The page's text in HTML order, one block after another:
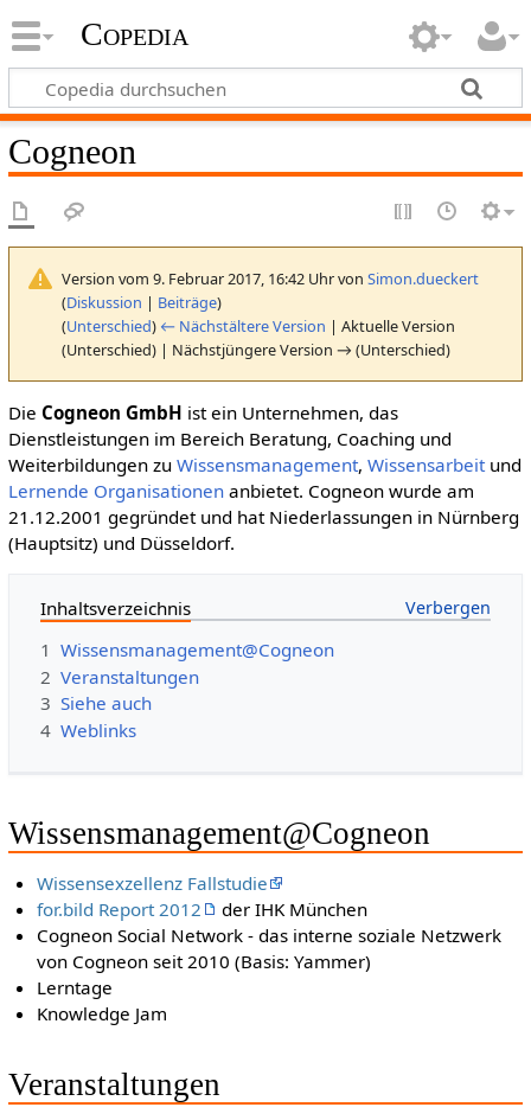
Copedia
Cogneon
Version vom 9. Februar 2017, 16:42 Uhr von Simon.dueckert
(Diskussion | Beiträge)
(Unterschied) ← Nächstältere Version | Aktuelle Version
(Unterschied) | Nächstjüngere Version → (Unterschied)
Die Cogneon GmbH ist ein Unternehmen, das
Dienstleistungen im Bereich Beratung, Coaching und
Weiterbildungen zu Wissensmanagement, Wissensarbeitund
Lernende Organisationenanbietet. Cogneon wurde am
21.12.2001 gegründet und hat Niederlassungen in Nürnberg
(Hauptsitz) und Düsseldorf.
Inhaltsverzeichnis
1 Wissensmanagement@Cogneon
2 Veranstaltungen
3 Siehe auch
4 Weblinks
Wissensmanagement@Cogneon
Wissensexzellenz Fallstudie
for.bild Report 2012
der IHK München
Cogneon Social Network - das interne soziale Netzwerk
von Cogneon seit 2010 (Basis: Yammer)
Lerntage
Knowledge Jam
Veranstaltungen